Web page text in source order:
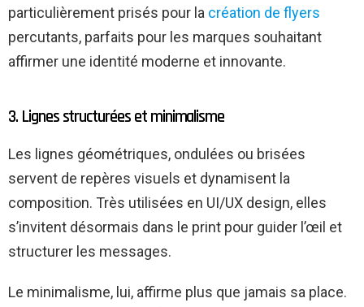
particulièrement prisés pour la création de flyers
percutants, parfaits pour les marques souhaitant
affirmer une identité moderne et innovante.
3. Lignes structurées et minimalisme
Les lignes géométriques, ondulées ou brisées
servent de repères visuels et dynamisent la
composition. Très utilisées en UI/UX design, elles
s’invitent désormais dans le print pour guider l’œil et
structurer les messages.
Le minimalisme, lui, affirme plus que jamais sa place.